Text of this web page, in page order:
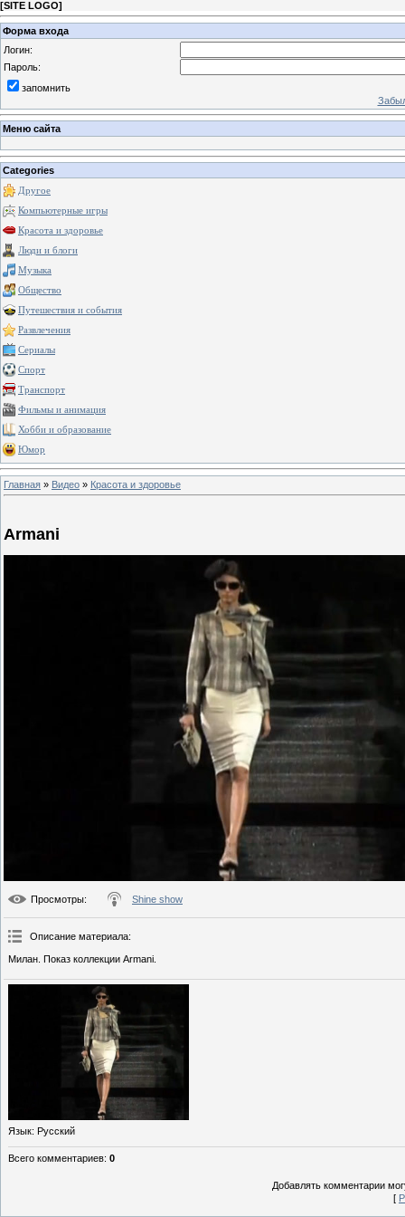
[SITE LOGO]
Форма входа
Логин:
Пароль:
запомнить
Меню сайта
Categories
Другое
Компьютерные игры
Красота и здоровье
Люди и блоги
Музыка
Общество
Путешествия и события
Развлечения
Сериалы
Спорт
Транспорт
Фильмы и анимация
Хобби и образование
Юмор
Главная » Видео » Красота и здоровье
Armani
Просмотры: Shine show
Описание материала:
Милан. Показ коллекции Armani.
Язык: Русский
Всего комментариев: 0
Добавлять комментарии
[